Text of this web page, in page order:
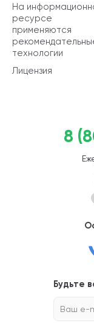
На
ресурсе
применяются
технологии
Лицензия
8
Будьте
Ваш e-